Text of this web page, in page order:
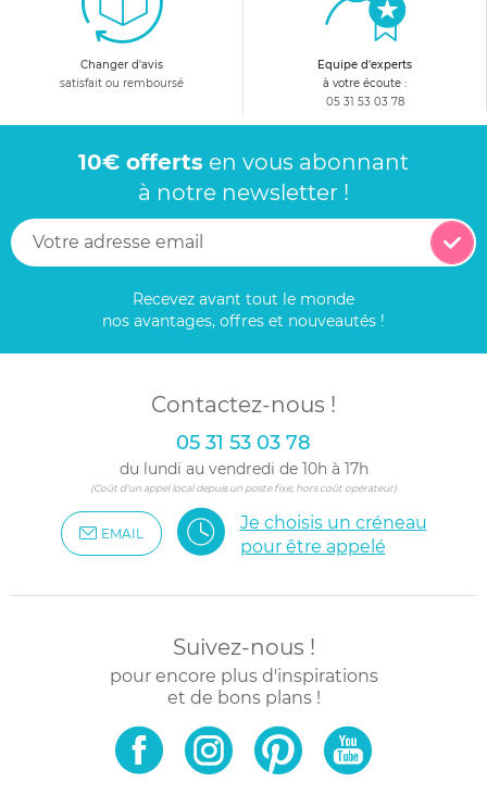
Changer d'avis
satisfait ou remboursé
Equipe d'experts
à votre écoute :
05 31 53 03 78
10€ offerts en vous abonnant
à notre newsletter !
Recevez avant tout le monde
nos avantages, offres et nouveautés !
Contactez-nous !
05 31 53 03 78
du lundi au vendredi de 10h à 17h
(Coût d'un appel local depuis un poste fixe, hors coût opérateur)
EMAIL
Je choisis un créneau
pour être appelé
Suivez-nous !
pour encore plus d'inspirations
et de bons plans !